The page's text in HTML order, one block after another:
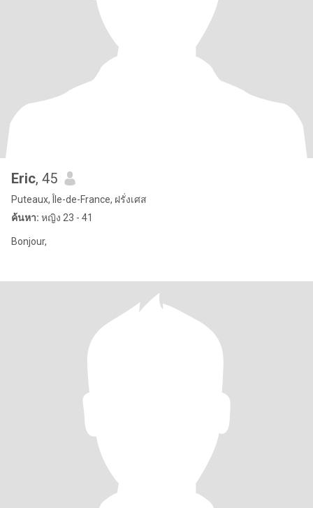
Eric, 45
Puteaux, Île-de-France, ฝรั่งเศส
ค้นหา: หญิง 23 - 41
Bonjour,